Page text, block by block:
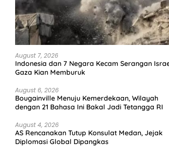
August 7, 2026
Indonesia dan 7 Negara Kecam Serangan
Gaza Kian Memburuk
August 6, 2026
Bougainville Menuju Kemerdekaan, Wilayah
dengan 21 Bahasa Ini Bakal Jadi Tetangga RI
August 4, 2026
AS Rencanakan Tutup Konsulat Medan, Jejak
Diplomasi Global Dipangkas